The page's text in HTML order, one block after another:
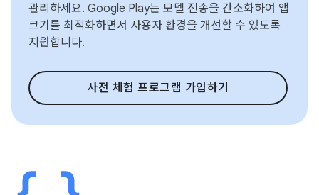
관리하세요. Google Play는 모델 전송을 간소화하여 앱
크기를 최적화하면서 사용자 환경을 개선할 수 있도록
지원합니다.
사전 체험 프로그램 가입하기